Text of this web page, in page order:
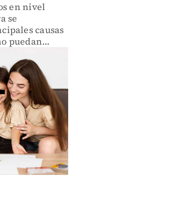
en nivel
se
causas
puedan
motivos que
de